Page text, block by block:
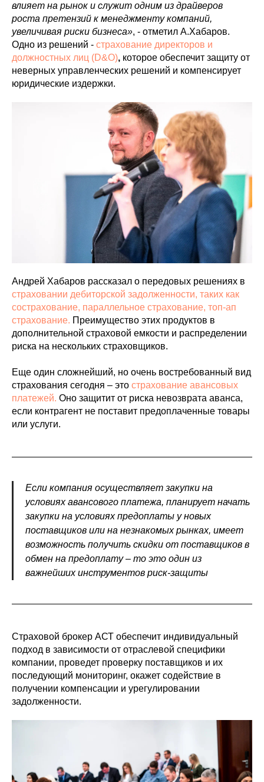
влияет на рынок и служит одним из драйверов
роста претензий к менеджменту компаний,
увеличивая риски бизнеса», - отметил А.Хабаров.
Одно из решений - страхование директоров и
должностных лиц (D&O), которое обеспечит защиту от
неверных управленческих решений и компенсирует
юридические издержки.
Андрей Хабаров рассказал о передовых решениях в
страховании дебиторской задолженности, таких как
сострахование, параллельное страхование, топ-ап
страхование. Преимущество этих продуктов в
дополнительной страховой емкости и распределении
риска на нескольких страховщиков.
Еще один сложнейший, но очень востребованный вид
страхования сегодня – это страхование авансовых
платежей. Оно защитит от риска невозврата аванса,
если контрагент не поставит предоплаченные товары
или услуги.
Если компания осуществляет закупки на
условиях авансового платежа, планирует начать
закупки на условиях предоплаты у новых
поставщиков или на незнакомых рынках, имеет
возможность получить скидки от поставщиков в
обмен на предоплату – то это один из
важнейших инструментов риск-защиты
Страховой брокер АСТ обеспечит индивидуальный
подход в зависимости от отраслевой специфики
компании, проведет проверку поставщиков и их
последующий мониторинг, окажет содействие в
получении компенсации и урегулировании
задолженности.